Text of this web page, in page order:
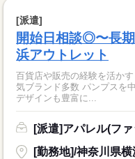
[派遣]
開始日相談◎〜長
浜アウトレット
百貨店や販売の経験を活か
気ブランド多数 パンプスを
デザインも豊富に...
[派遣]アパレル(フ
[勤務地]/神奈川県